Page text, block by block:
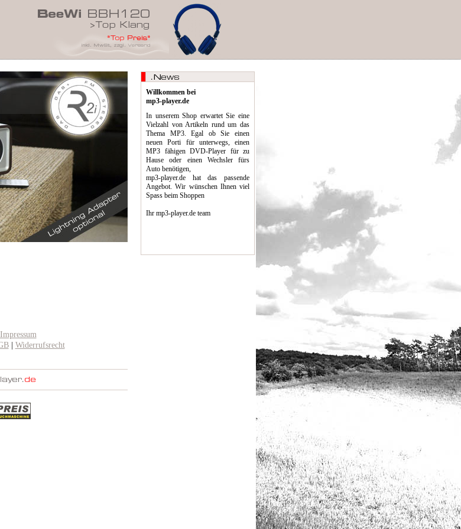
Willkommen bei
mp3-player.de
In unserem Shop erwartet Sie eine
Vielzahl von Artikeln rund um das
Thema MP3. Egal ob Sie einen
neuen Porti für unterwegs, einen
MP3 fähigen DVD-Player für zu
Hause oder einen Wechsler fürs
Auto benötigen,
mp3-player.de hat das passende
Angebot. Wir wünschen Ihnen viel
Spass beim Shoppen
Ihr mp3-player.de team
Impressum
| Widerrufsrecht